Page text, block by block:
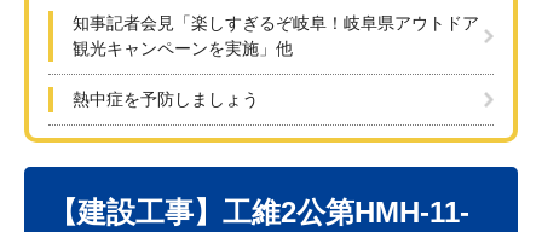
知事記者会見「楽しすぎるぞ岐阜！岐阜県アウトドア
観光キャンペーンを実施」他
熱中症を予防しましょう
【建設工事】工維2公第HMH-11-